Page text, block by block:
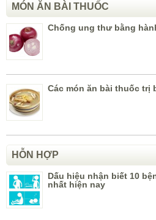
MÓN ĂN BÀI THUỐC
Chống ung thư bằng
Các món ăn bài thuốc trị
HỖN HỢP
Dấu hiệu nhận biết 10
nhất hiện nay